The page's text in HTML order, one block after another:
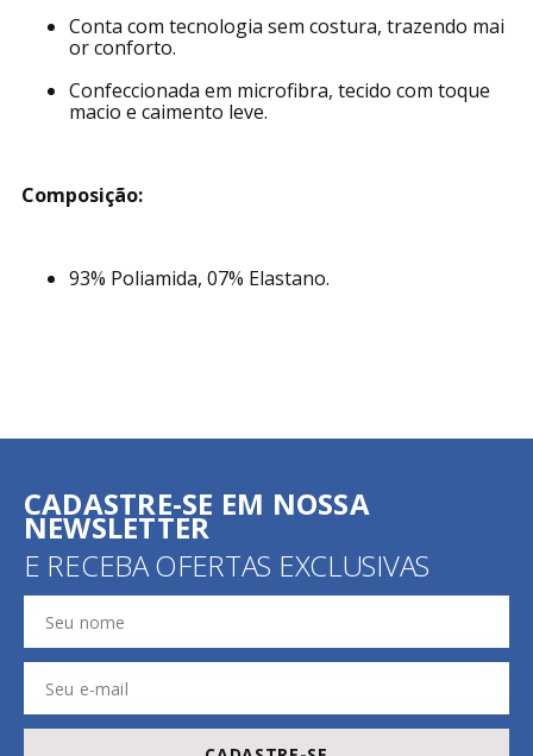
Conta com tecnologia sem costura, trazendo mai
or conforto.
Confeccionada em microfibra, tecido com toque
macio e caimento leve.
Composição:
93% Poliamida, 07% Elastano.
CADASTRE-SE EM NOSSA
NEWSLETTER
E RECEBA OFERTAS EXCLUSIVAS